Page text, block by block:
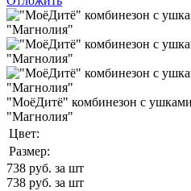
"МоёДитё" комбинезон с
"Магнолия"
Цвет:
Размер:
738 руб. за шт
738 руб. за шт